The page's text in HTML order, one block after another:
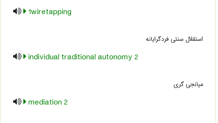
1wiretapping
استقلال سنتی فردگرایانه
2 individual traditional autonomy
میانجی گری
2 mediation